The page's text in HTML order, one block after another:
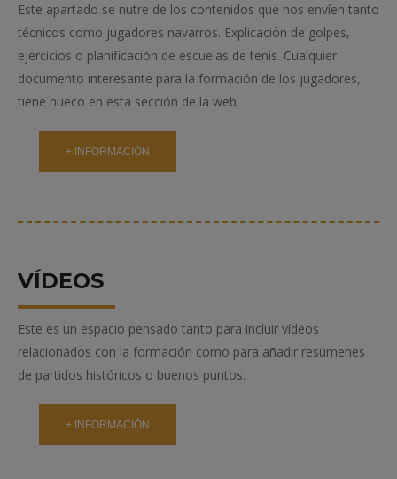
Este apartado se nutre de los contenidos que nos envíen tanto
técnicos como jugadores navarros. Explicación de golpes,
ejercicios o planificación de escuelas de tenis. Cualquier
documento interesante para la formación de los jugadores,
tiene hueco en esta sección de la web.
+ INFORMACIÓN
VÍDEOS
Este es un espacio pensado tanto para incluir vídeos
relacionados con la formación como para añadir resúmenes
de partidos históricos o buenos puntos.
+ INFORMACIÓN